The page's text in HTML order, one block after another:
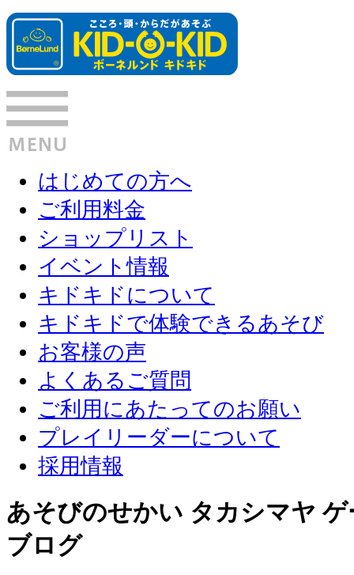
はじめての方へ
ご利用料金
ショップリスト
イベント情報
キドキドについて
キドキドで体験できるあそび
お客様の声
よくあるご質問
ご利用にあたってのお願い
プレイリーダーについて
採用情報
あそびのせかい タカシマヤ
ブログ